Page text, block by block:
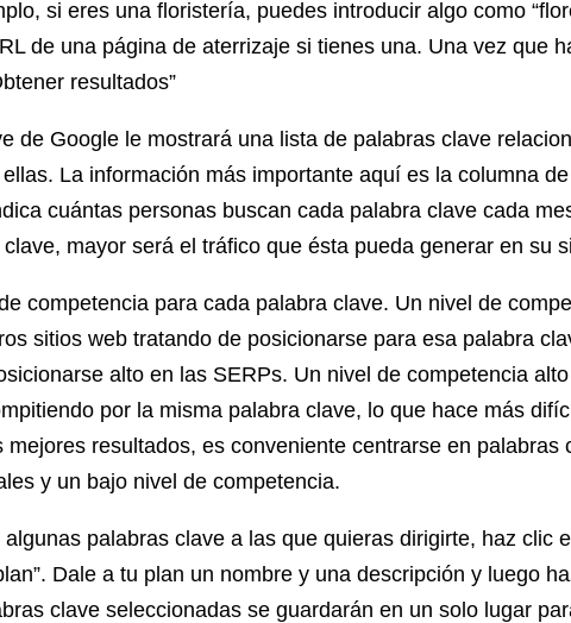
si eres una floristería, puedes introducir algo como
de una página de aterrizaje si tienes una. Una vez que
resultados”
de Google le mostrará una lista de palabras clave
La información más importante aquí es la columna
cuántas personas buscan cada palabra clave cada
mayor será el tráfico que ésta pueda generar en su
competencia para cada palabra clave. Un nivel de
sitios web tratando de posicionarse para esa palabra
alto en las SERPs. Un nivel de competencia
por la misma palabra clave, lo que hace más
resultados, es conveniente centrarse en palabras
y un bajo nivel de competencia.
palabras clave a las que quieras dirigirte, haz clic
Dale a tu plan un nombre y una descripción y luego
clave seleccionadas se guardarán en un solo lugar